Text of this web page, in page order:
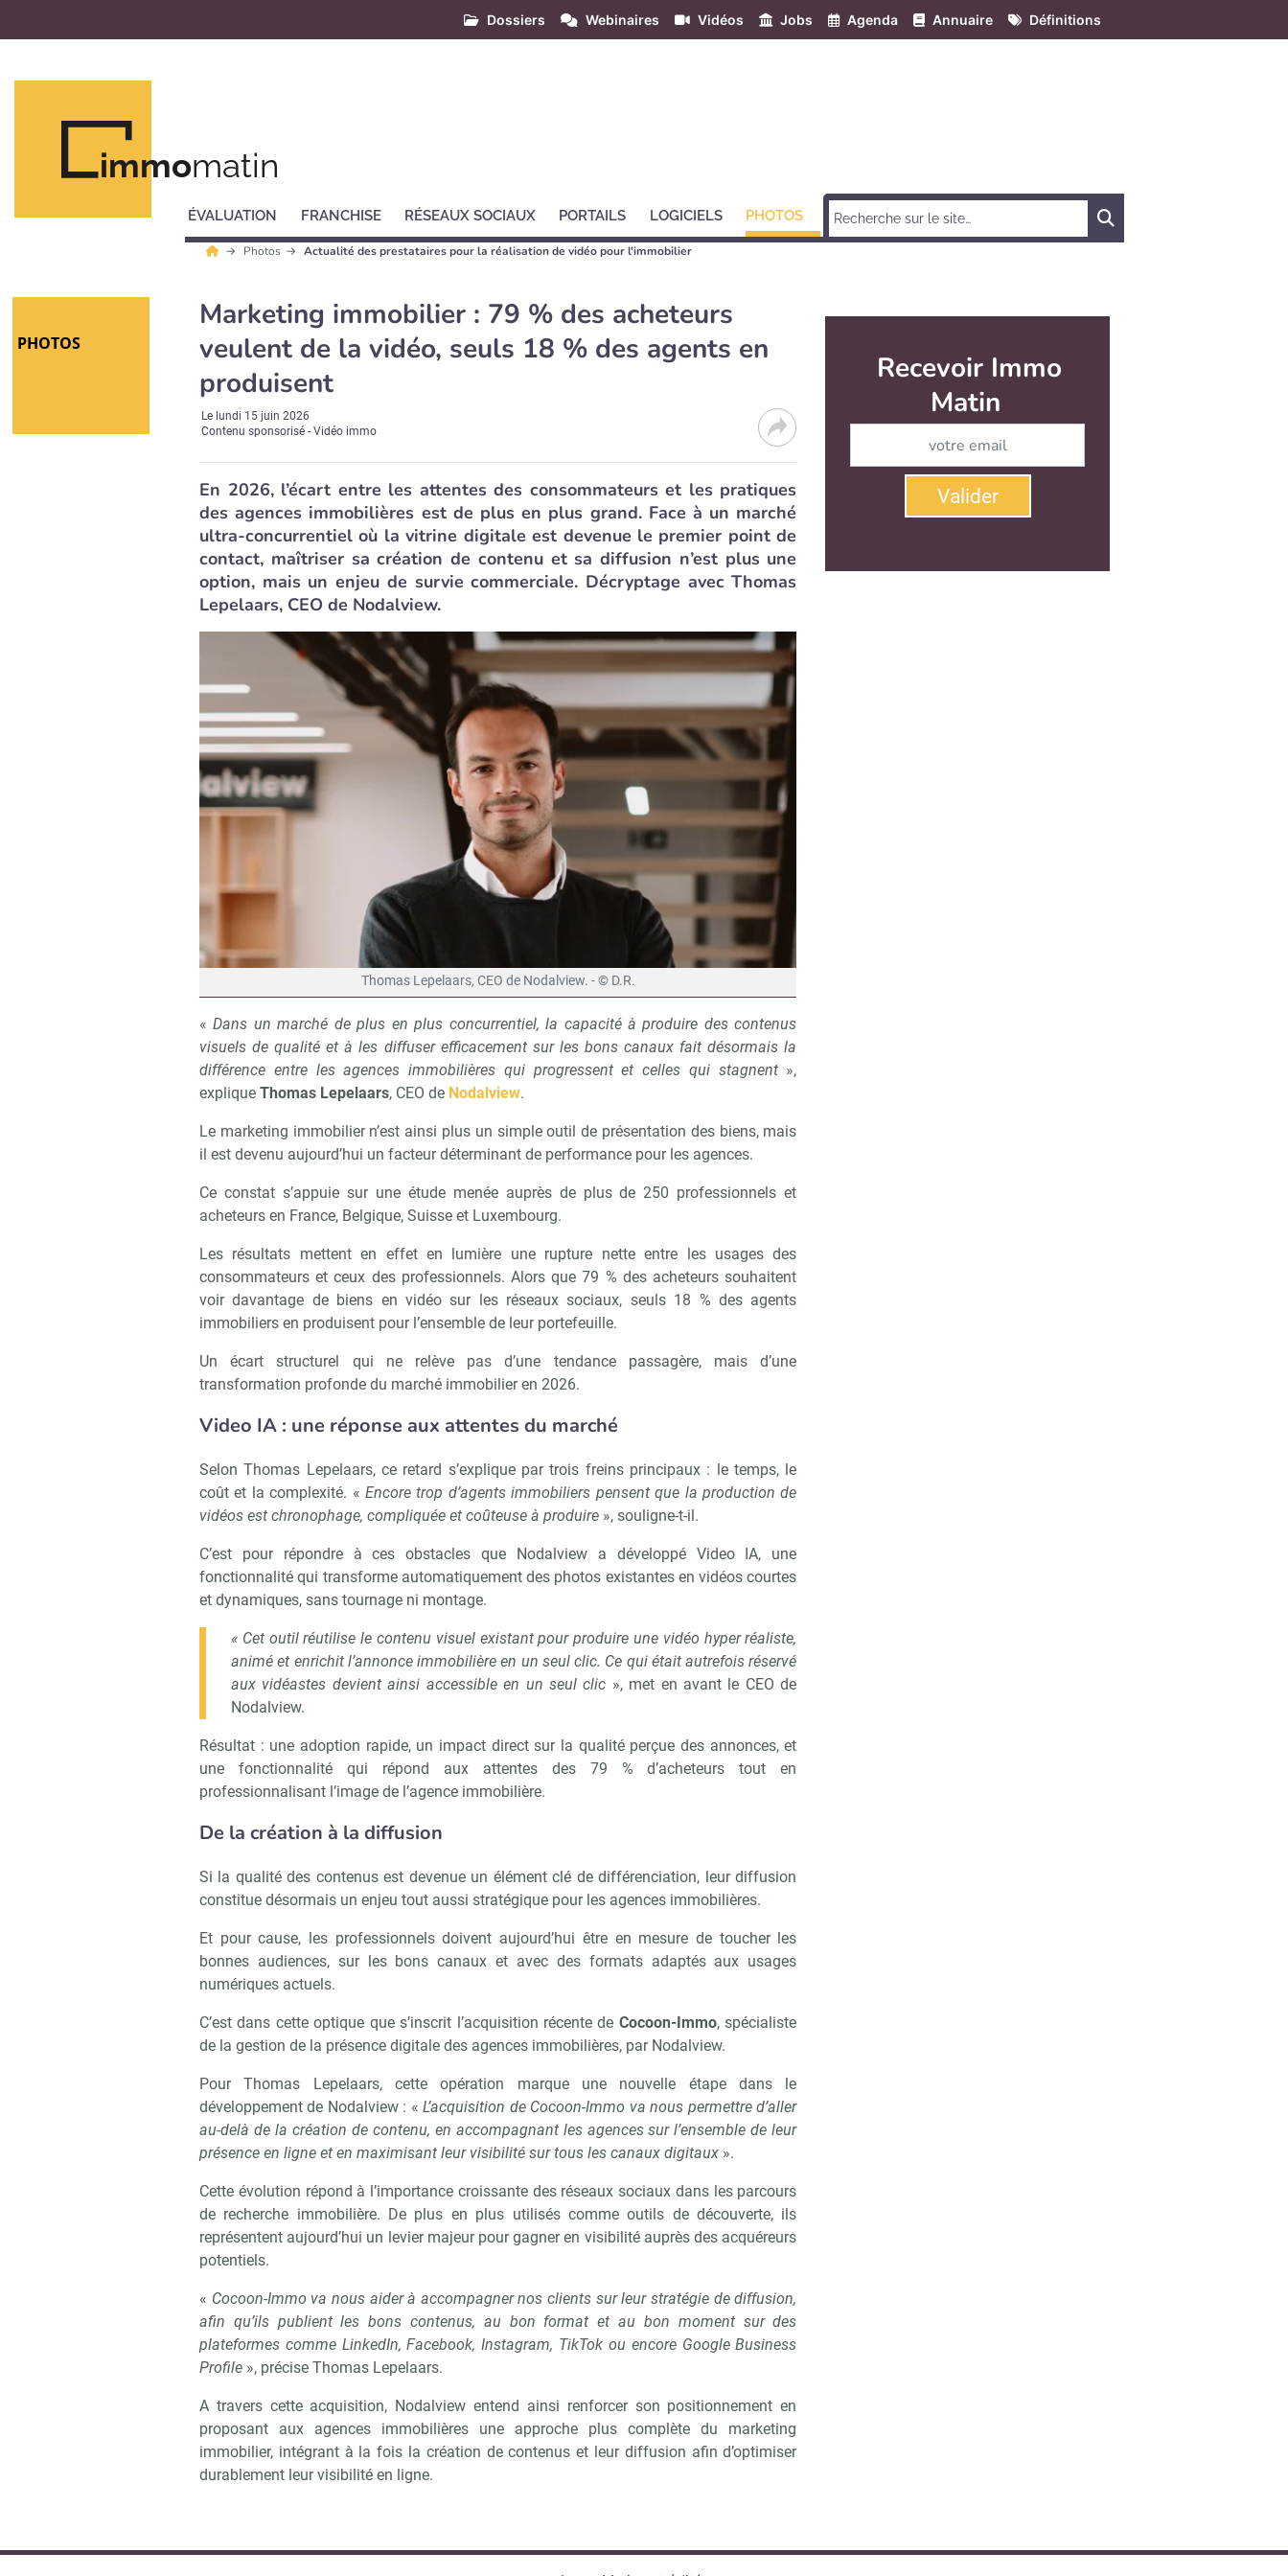
Dossiers Webinaires Vidéos Jobs Agenda Annuaire Définitions
immomatin
ÉVALUATION FRANCHISE RÉSEAUX SOCIAUX PORTAILS LOGICIELS PHOTOS
Photos Actualité des prestataires pour la réalisation de vidéo pour l'immobilier
PHOTOS
Marketing immobilier : 79 % des acheteurs
veulent de la vidéo, seuls 18 % des agents en
produisent
Le lundi 15 juin 2026
Contenu sponsorisé - Vidéo immo
En 2026, l’écart entre les attentes des consommateurs et les pratiques
des agences immobilières est de plus en plus grand. Face à un marché
ultra-concurrentiel où la vitrine digitale est devenue le premier point de
contact, maîtriser sa création de contenu et sa diffusion n’est plus une
option, mais un enjeu de survie commerciale. Décryptage avec Thomas
Lepelaars, CEO de Nodalview.
Thomas Lepelaars, CEO de Nodalview. - © D.R.
«Dans un marché de plus en plus concurrentiel, la capacité à produire des contenus
visuels de qualité et à les diffuser efficacement sur les bons canaux fait désormais la
différence entre les agences immobilières qui progressent et celles qui stagnent»,
explique Thomas Lepelaars, CEO de Nodalview.
Le marketing immobilier n’est ainsi plus un simple outil de présentation des biens, mais
il est devenu aujourd’hui un facteur déterminant de performance pour les agences.
Ce constat s’appuie sur une étude menée auprès de plus de 250 professionnels et
acheteurs en France, Belgique, Suisse et Luxembourg.
Les résultats mettent en effet en lumière une rupture nette entre les usages des
consommateurs et ceux des professionnels. Alors que 79 % des acheteurs souhaitent
voir davantage de biens en vidéo sur les réseaux sociaux, seuls 18 % des agents
immobiliers en produisent pour l’ensemble de leur portefeuille.
Un écart structurel qui ne relève pas d’une tendance passagère, mais d’une
transformation profonde du marché immobilier en 2026.
Video IA : une réponse aux attentes du marché
Selon Thomas Lepelaars, ce retard s’explique par trois freins principaux : le temps, le
coût et la complexité. «Encore trop d’agents immobiliers pensent que la production de
vidéos est chronophage, compliquée et coûteuse à produire », souligne-t-il.
C’est pour répondre à ces obstacles que Nodalview a développé Video IA, une
fonctionnalité qui transforme automatiquement des photos existantes en vidéos courtes
et dynamiques, sans tournage ni montage.
« Cet outil réutilise le contenu visuel existant pour produire une vidéo hyper réaliste,
animé et enrichit l’annonce immobilière en un seul clic. Ce qui était autrefois réservé
aux vidéastes devient ainsi accessible en un seul clic », met en avant le CEO de
Nodalview.
Résultat : une adoption rapide, un impact direct sur la qualité perçue des annonces, et
une fonctionnalité qui répond aux attentes des 79 % d’acheteurs tout en
professionnalisant l’image de l’agence immobilière.
De la création à la diffusion
Si la qualité des contenus est devenue un élément clé de différenciation, leur diffusion
constitue désormais un enjeu tout aussi stratégique pour les agences immobilières.
Et pour cause, les professionnels doivent aujourd’hui être en mesure de toucher les
bonnes audiences, sur les bons canaux et avec des formats adaptés aux usages
numériques actuels.
C’est dans cette optique que s’inscrit l’acquisition récente de Cocoon-Immo, spécialiste
de la gestion de la présence digitale des agences immobilières, par Nodalview.
Pour Thomas Lepelaars, cette opération marque une nouvelle étape dans le
développement de Nodalview : «L’acquisition de Cocoon-Immo va nous permettre d’aller
au-delà de la création de contenu, en accompagnant les agences sur l’ensemble de leur
présence en ligne et en maximisant leur visibilité sur tous les canaux digitaux ».
Cette évolution répond à l’importance croissante des réseaux sociaux dans les parcours
de recherche immobilière. De plus en plus utilisés comme outils de découverte, ils
représentent aujourd’hui un levier majeur pour gagner en visibilité auprès des acquéreurs
potentiels.
« Cocoon-Immo va nous aider à accompagner nos clients sur leur stratégie de diffusion,
afin qu’ils publient les bons contenus, au bon format et au bon moment sur des
plateformes comme LinkedIn, Facebook, Instagram, TikTok ou encore Google Business
Profile », précise Thomas Lepelaars.
A travers cette acquisition, Nodalview entend ainsi renforcer son positionnement en
proposant aux agences immobilières une approche plus complète du marketing
immobilier, intégrant à la fois la création de contenus et leur diffusion afin d’optimiser
durablement leur visibilité en ligne.
Recevoir Immo Matin Abonnez-vous à notre newsletter
Non merci, je reçois déjà ! Je déciderai plus tard